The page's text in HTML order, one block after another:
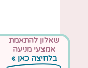
שאלון להתאמת
אמצעי מניעה
בלחיצה כאן »